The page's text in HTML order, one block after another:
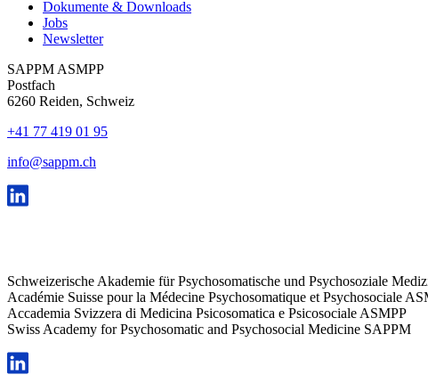
Dokumente & Downloads
Jobs
Newsletter
SAPPM ASMPP
Postfach
6260 Reiden, Schweiz
+41 77 419 01 95
info@sappm.ch
Schweizerische Akademie für Psychosomatische und Psychosoziale
Académie Suisse pour la Médecine Psychosomatique et Psychosociale
Accademia Svizzera di Medicina Psicosomatica e Psicosociale ASMPP
Swiss Academy for Psychosomatic and Psychosocial Medicine SAPPM